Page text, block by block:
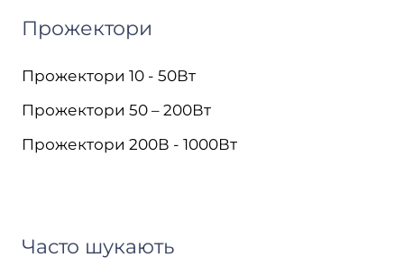
Прожектори
Прожектори 10 - 50Вт
Прожектори 50 – 200Вт
Прожектори 200В - 1000Вт
Часто шукають